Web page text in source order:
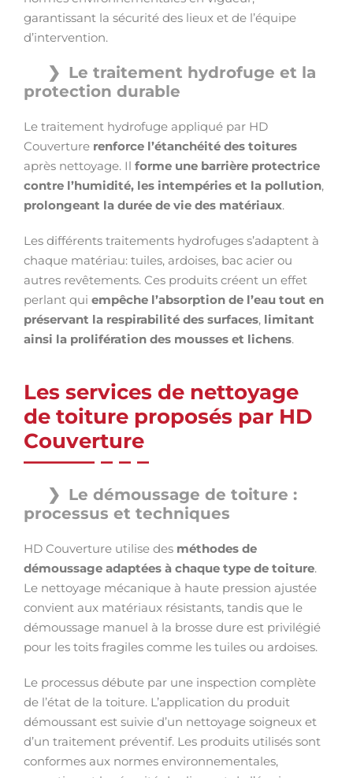
garantissant la sécurité des lieux et de l’équipe
d’intervention.
Le traitement hydrofuge et la
protection durable
Le traitement hydrofuge appliqué par HD
Couverture renforce l’étanchéité des toitures
après nettoyage. Il forme une barrière protectrice
contre l’humidité, les intempéries et la pollution,
prolongeant la durée de vie des matériaux.
Les différents traitements hydrofuges s’adaptent à
chaque matériau: tuiles, ardoises, bac acier ou
autres revêtements. Ces produits créent un effet
perlant qui empêche l’absorption de l’eau tout en
préservant la respirabilité des surfaces, limitant
ainsi la prolifération des mousses et lichens.
Les services de nettoyage
de toiture proposés par HD
Couverture
Le démoussage de toiture :
processus et techniques
HD Couverture utilise des méthodes de
démoussage adaptées à chaque type de toiture.
Le nettoyage mécanique à haute pression ajustée
convient aux matériaux résistants, tandis que le
démoussage manuel à la brosse dure est privilégié
pour les toits fragiles comme les tuiles ou ardoises.
Le processus débute par une inspection complète
de l’état de la toiture. L’application du produit
démoussant est suivie d’un nettoyage soigneux et
d’un traitement préventif. Les produits utilisés sont
conformes aux normes environnementales,